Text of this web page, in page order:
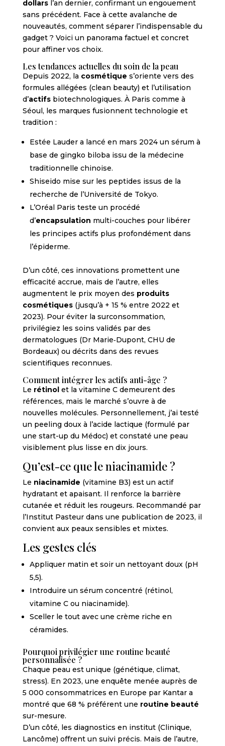
dollarsl’an dernier, confirmant un engouement
sans précédent. Face à cette avalanche de
nouveautés, comment séparer l’indispensable du
gadget ? Voici un panorama factuel et concret
pour affiner vos choix.
Les tendances actuelles du soin de la peau
Depuis 2022, la cosmétique s’oriente vers des
formules allégées (clean beauty) et l’utilisation
d’actifsbiotechnologiques. À Paris comme à
Séoul, les marques fusionnent technologie et
tradition :
Estée Lauder a lancé en mars 2024 un sérum à
base de gingko biloba issu de la médecine
traditionnelle chinoise.
Shiseido mise sur les peptides issus de la
recherche de l’Université de Tokyo.
L’Oréal Paris teste un procédé
d’encapsulation multi-couches pour libérer
les principes actifs plus profondément dans
l’épiderme.
D’un côté, ces innovations promettent une
efficacité accrue, mais de l’autre, elles
augmentent le prix moyen des produits
cosmétiques(jusqu’à + 15 % entre 2022 et
2023). Pour éviter la surconsommation,
privilégiez les soins validés par des
dermatologues (Dr Marie‐Dupont, CHU de
Bordeaux) ou décrits dans des revues
scientifiques reconnues.
Comment intégrer les actifs anti-âge ?
Le rétinolet la vitamine C demeurent des
références, mais le marché s’ouvre à de
nouvelles molécules. Personnellement, j’ai testé
un peeling doux à l’acide lactique (formulé par
une start-up du Médoc) et constaté une peau
visiblement plus lisse en dix jours.
Qu’est-ce que le niacinamide ?
Le niacinamide (vitamine B3) est un actif
hydratant et apaisant. Il renforce la barrière
cutanée et réduit les rougeurs. Recommandé par
l’Institut Pasteur dans une publication de 2023, il
convient aux peaux sensibles et mixtes.
Les gestes clés
Appliquer matin et soir un nettoyant doux (pH
5,5).
Introduire un sérum concentré (rétinol,
vitamine C ou niacinamide).
Sceller le tout avec une crème riche en
céramides.
Pourquoi privilégier une routine beauté
personnalisée ?
Chaque peau est unique (génétique, climat,
stress). En 2023, une enquête menée auprès de
5 000 consommatrices en Europe par Kantar a
montré que 68 % préférent une routine beauté
sur-mesure.
D’un côté, les diagnostics en institut (Clinique,
Lancôme) offrent un suivi précis. Mais de l’autre,